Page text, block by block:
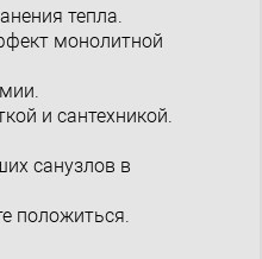
тепла.
монолитной
и сантехникой.
санузлов в
положиться.